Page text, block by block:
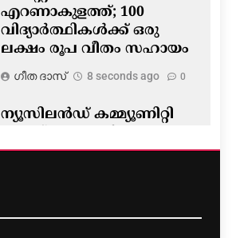
എറണാകുളത്ത്; 100
വിദ്യാർത്ഥികൾക്ക് ഒരു
ലക്ഷം രൂപ വീതം സഹായം
ഗീത ദാസ്‌ 8 seconds ago 0
ന്യൂസിലൻഡ് കമ്മ്യൂണിറ്റി
പ്രഖ്യാപിച്ചു; ഇന്ത്യൻ
നേട്ടം